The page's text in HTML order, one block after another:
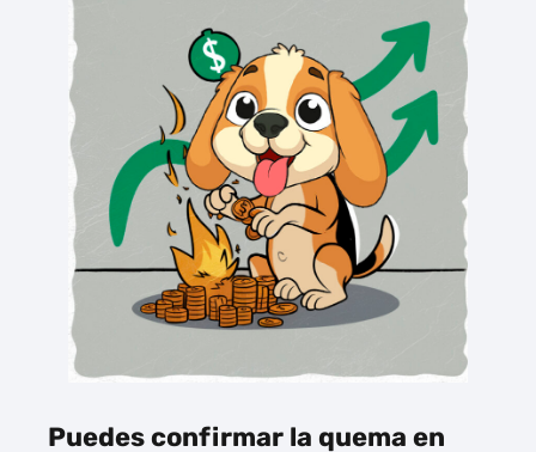
Puedes confirmar la quema en